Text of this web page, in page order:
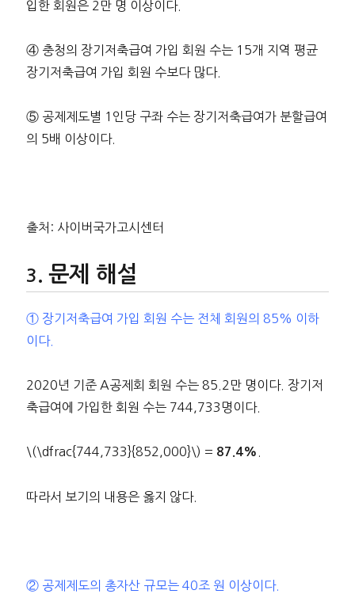
입한 회원은 2만 명 이상이다.
④ 충청의 장기저축급여 가입 회원 수는 15개 지역 평균
장기저축급여 가입 회원 수보다 많다.
⑤ 공제제도별 1인당 구좌 수는 장기저축급여가 분할급여
의 5배 이상이다.
출처: 사이버국가고시센터
문제 해설
① 장기저축급여 가입 회원 수는 전체 회원의 85% 이하
이다.
2020년 기준 A공제회 회원 수는 85.2만 명이다. 장기저
축급여에 가입한 회원 수는 744,733명이다.
\(\dfrac{744,733}{852,000}\) = 87.4%
따라서 보기의 내용은 옳지 않다.
② 공제제도의 총자산 규모는 40조 원 이상이다.